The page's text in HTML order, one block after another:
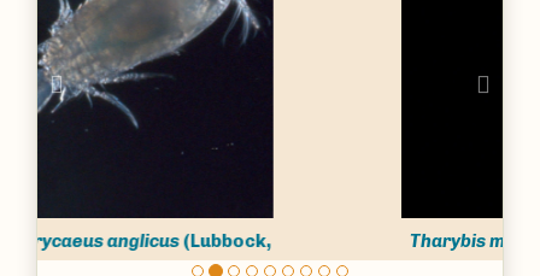
Tharybis macrophthalma Sars, 1902
Previous